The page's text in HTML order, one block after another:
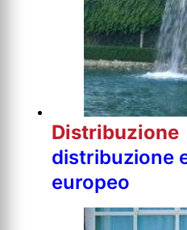
Distribuzione
distribuzione
europeo